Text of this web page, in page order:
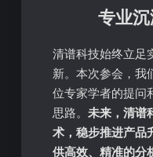
专业
清谱科技始终立足
新。本次参会，我
位专家学者的提问
思路。 未来，清谱
术，稳步推进产品
供高效、精准的分